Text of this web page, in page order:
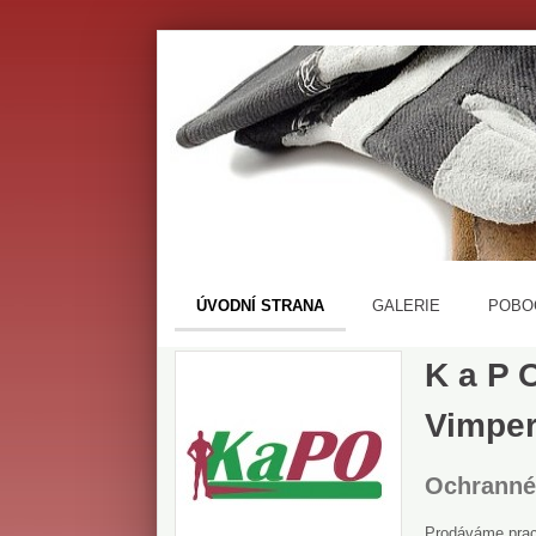
ÚVODNÍ STRANA GALERIE
K a P